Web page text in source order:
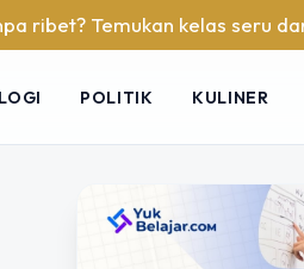
kelas seru dan materi
POLITIK KULINER